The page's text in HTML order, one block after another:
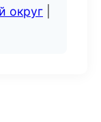
округ